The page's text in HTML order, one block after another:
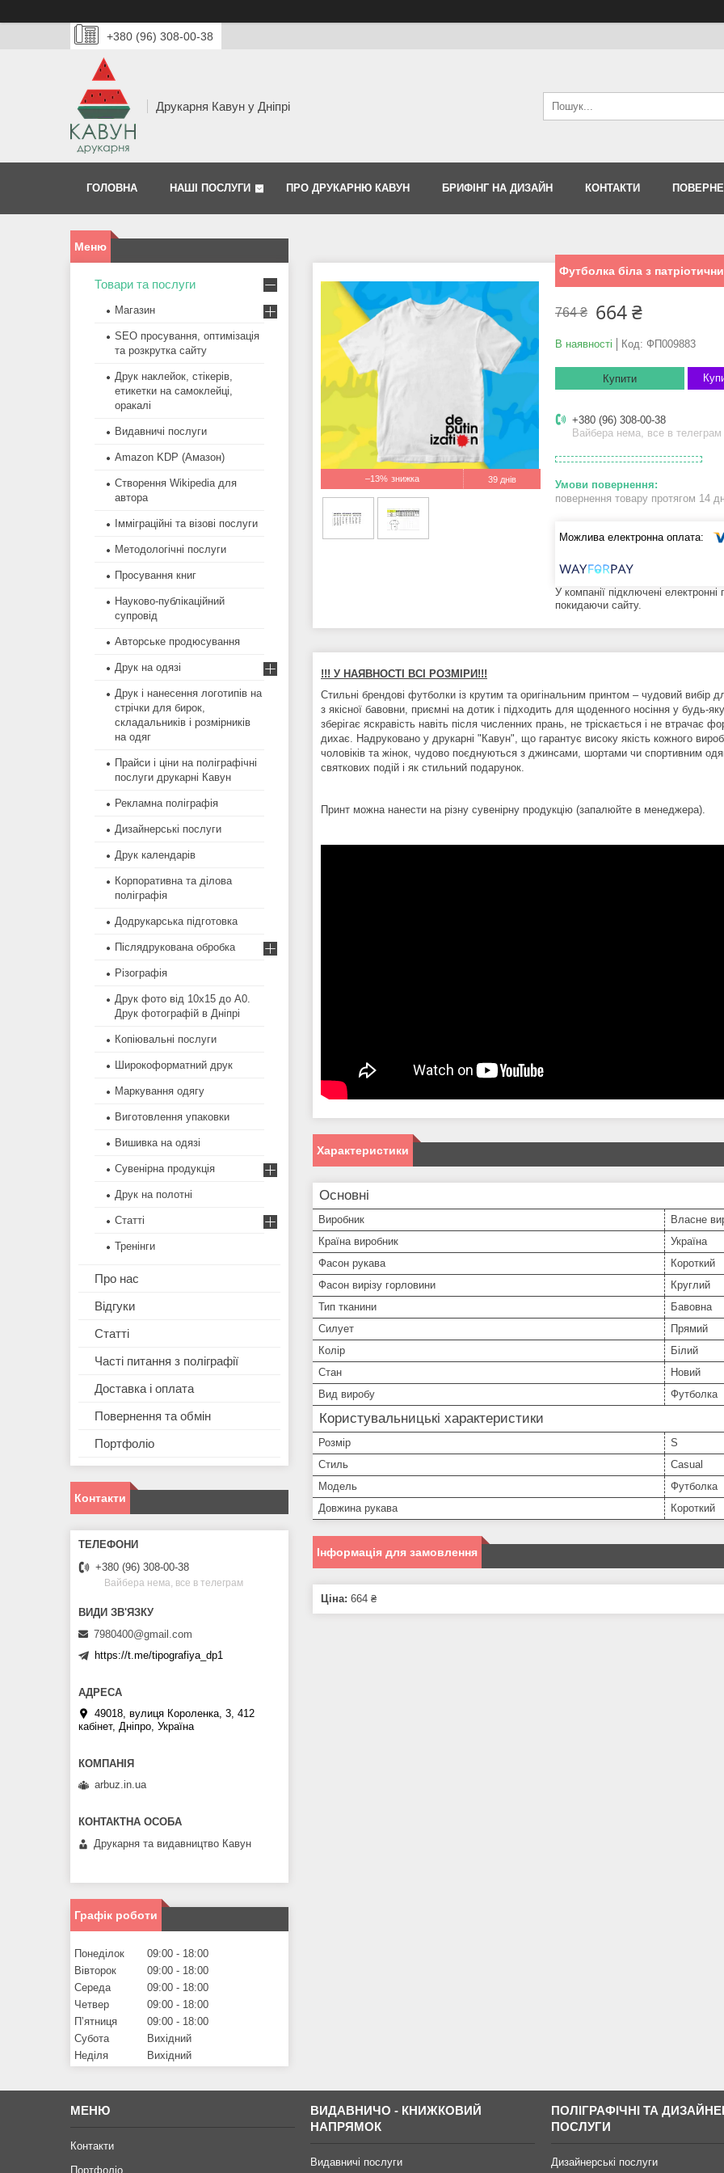
+380 (96) 308-00-38
Друкарня Кавун у Дніпрі
ГОЛОВНА НАШІ ПОСЛУГИ ПРО ДРУКАРНЮ КАВУН БРИФІНГ НА ДИЗАЙН КОНТАКТИ
–13% 39 днів
Футболка біла з
764 ₴ 664 ₴
В наявності Код: ФП009883
Купити
+380 (96) 308-00-38
Вайбера нема, все в телеграм
повернення товару протягом 14
У компанії підключені
покидаючи сайту.
!!! У НАЯВНОСТІ ВСІ РОЗМІРИ!!!
Стильні брендові футболки із крутим та оригінальним принтом – чудовий вибір
з якісної бавовни, приємні на дотик і підходить для щоденного носіння у
зберігає яскравість навіть після численних прань, не тріскається і не втрачає
дихає. Надруковано у друкарні "Кавун", що гарантує високу якість кожного
чоловіків та жінок, чудово поєднуються з джинсами, шортами чи спортивним
святкових подій і як стильний подарунок.
Принт можна нанести на різну сувенірну продукцію (запалюйте в менеджера).
Характеристики
Основні
Виробник
Власне
Країна виробник
Україна
Фасон рукава
Короткий
Фасон вирізу горловини
Круглий
Тип тканини
Бавовна
Силует
Прямий
Колір
Білий
Стан
Новий
Вид виробу
Футболка
Користувальницькі характеристики
Розмір
S
Стиль
Casual
Модель
Футболка
Довжина рукава
Короткий
Інформація для замовлення
Ціна: 664 ₴
Товари та послуги
Магазин
SEO просування, оптимізація
та розкрутка сайту
Друк наклейок, стікерів,
етикетки на самоклейці,
оракалі
Видавничі послуги
Amazon KDP (Амазон)
Створення Wikipedia для
автора
Імміграційні та візові послуги
Методологічні послуги
Просування книг
Науково-публікаційний
супровід
Авторське продюсування
Друк на одязі
Друк і нанесення логотипів на
стрічки для бирок,
складальників і розмірників
на одяг
Прайси і ціни на поліграфічні
послуги друкарні Кавун
Рекламна поліграфія
Дизайнерські послуги
Друк календарів
Корпоративна та ділова
поліграфія
Додрукарська підготовка
Післядрукована обробка
Різографія
Друк фото від 10х15 до А0.
Друк фотографій в Дніпрі
Копіювальні послуги
Широкоформатний друк
Маркування одягу
Виготовлення упаковки
Вишивка на одязі
Сувенірна продукція
Друк на полотні
Статті
Тренінги
Про нас
Відгуки
Статті
Часті питання з поліграфії
Доставка і оплата
Повернення та обмін
Портфоліо
Контакти
+380 (96) 308-00-38
Вайбера нема, все в телеграм
7980400@gmail.com
https://t.me/tipografiya_dp1
49018, вулиця Короленка, 3, 412
кабінет, Дніпро, Україна
arbuz.in.ua
Друкарня та видавництво Кавун
Графік роботи
Понеділок 09:00
18:00
Вівторок
09:00
18:00
Середа
09:00
18:00
Четвер
09:00
18:00
Пʼятниця
09:00
18:00
Субота
Вихідний
Неділя
Вихідний
МЕНЮ
Контакти
Портфоліо
ВИДАВНИЧО - КНИЖКОВИЙ
НАПРЯМОК
Видавничі послуги
ПОЛІГРАФІЧНІ ТА
ПОСЛУГИ
Дизайнерські послуги